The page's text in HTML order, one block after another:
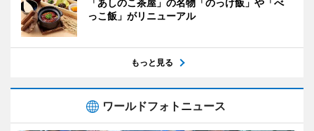
「あしのこ茶屋」の名物「のっけ飯」や「べ
っこ飯」がリニューアル
もっと見る
ワールドフォトニュース